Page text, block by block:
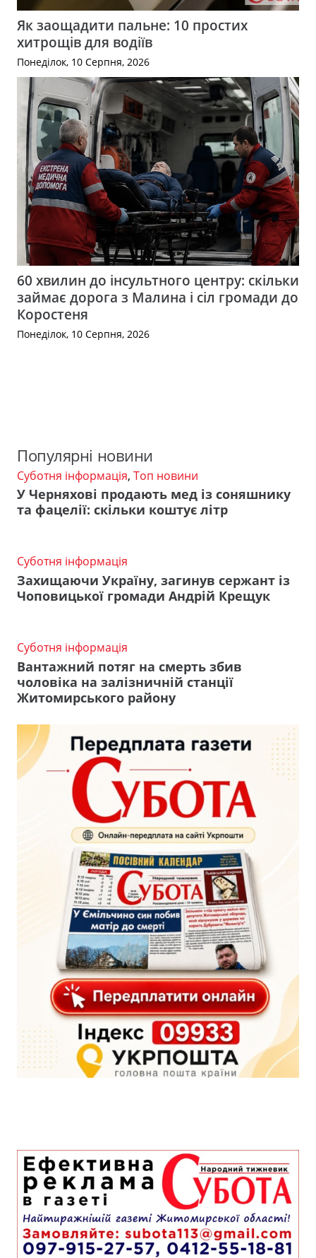
Як заощадити пальне: 10 простих
хитрощів для водіїв
Понеділок, 10 Серпня, 2026
60 хвилин до інсультного центру: скільки
займає дорога з Малина і сіл громади до
Коростеня
Понеділок, 10 Серпня, 2026
Популярні новини
Суботня інформація, Топ новини
У Черняхові продають мед із соняшнику
та фацелії: скільки коштує літр
Суботня інформація
Захищаючи Україну, загинув сержант із
Чоповицької громади Андрій Крещук
Суботня інформація
Вантажний потяг на смерть збив
чоловіка на залізничній станції
Житомирського району